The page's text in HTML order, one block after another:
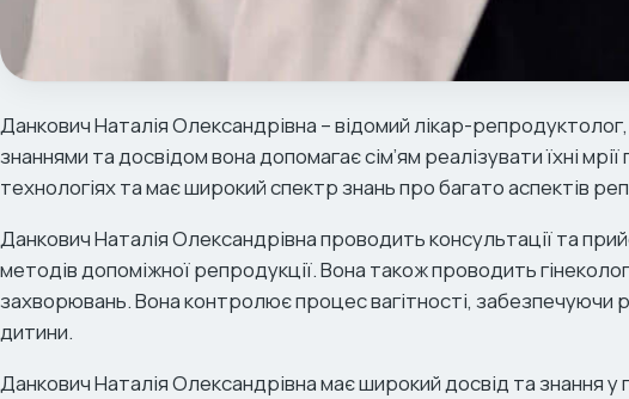
Данкович Наталія Олександрівна – відомий лікар-репродуктолог,
знаннями та досвідом вона допомагає сім’ям реалізувати їхні
технологіях та має широкий спектр знань про багато аспектів
Данкович Наталія Олександрівна проводить консультації та
методів допоміжної репродукції. Вона також проводить
захворювань. Вона контролює процес вагітності,
дитини.
Данкович Наталія Олександрівна має широкий досвід та знання